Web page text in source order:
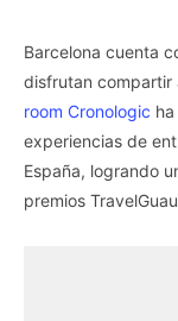
Barcelona cuenta
disfrutan compartir
room Cronologic
experiencias de
España, logrando
premios